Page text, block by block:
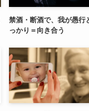
禁酒・断酒で、我が愚行
っかり＝向き合う